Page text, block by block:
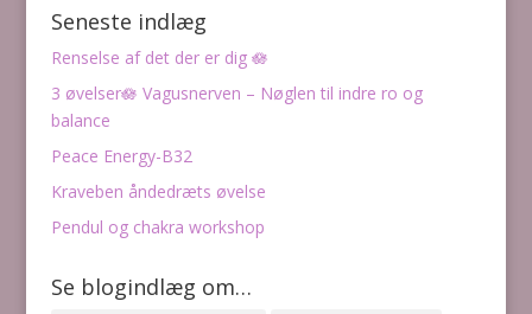
Seneste indlæg
Renselse af det der er dig 🪷
3 øvelser🪷 Vagusnerven – Nøglen til indre ro og
balance
Peace Energy-B32
Kraveben åndedræts øvelse
Pendul og chakra workshop
Se blogindlæg om…